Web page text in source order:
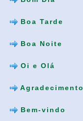
Boa Tarde
Boa Noite
Oi e Olá
Agradecimento
Bem-vindo